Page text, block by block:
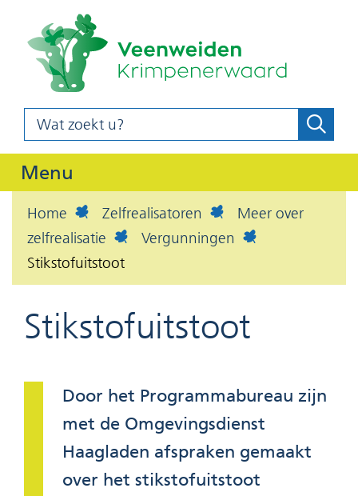
naar
de
o
Wat
zoekt
u?
Menu
Home Zelfrealisatoren
Meer over
zelfrealisatie
Vergunningen
Stikstofuitstoot
Stikstofuitstoot
Door het Programmabureau zijn
met de Omgevingsdienst
Haagladen afspraken gemaakt
over het stikstofuitstoot